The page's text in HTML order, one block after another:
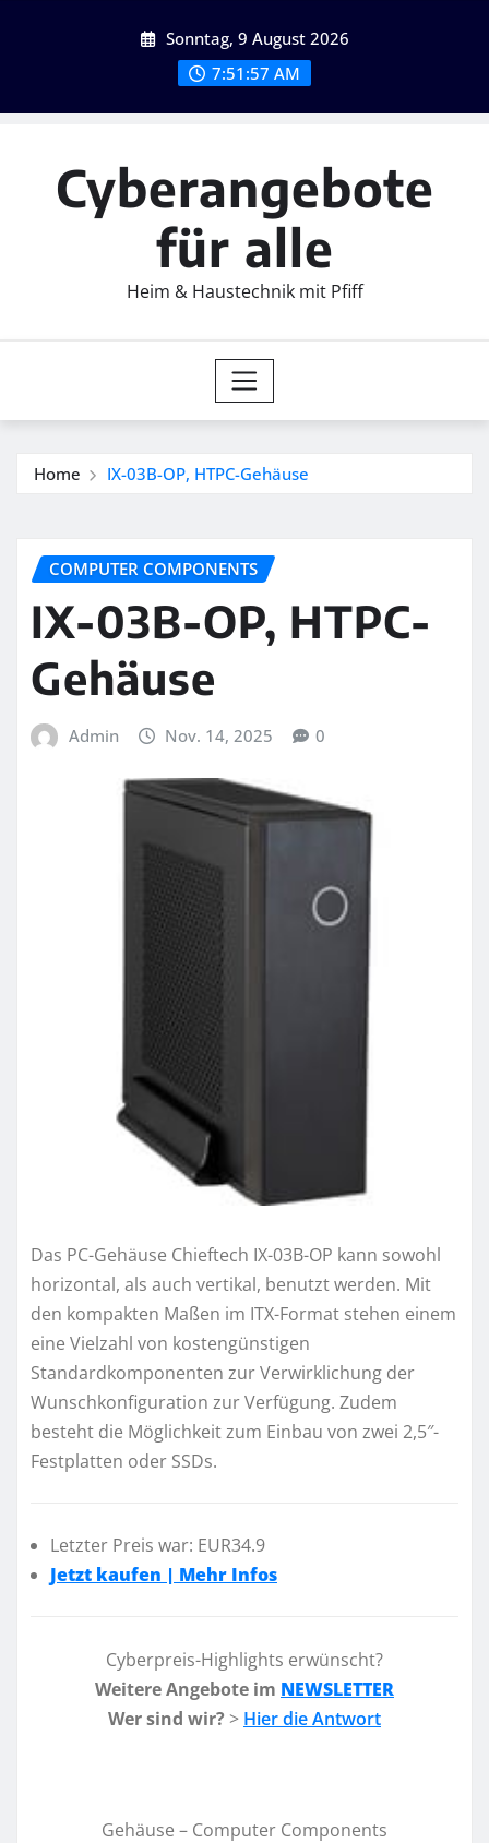
Sonntag, 9 August 2026
7:51:58 AM
Cyberangebote
für alle
Heim & Haustechnik mit Pfiff
Home IX-03B-OP, HTPC-Gehäuse
COMPUTER COMPONENTS
IX-03B-OP, HTPC-
Gehäuse
Admin Nov. 14, 2025 0
Das PC-Gehäuse Chieftech IX-03B-OP kann sowohl
horizontal, als auch vertikal, benutzt werden. Mit
den kompakten Maßen im ITX-Format stehen einem
eine Vielzahl von kostengünstigen
Standardkomponenten zur Verwirklichung der
Wunschkonfiguration zur Verfügung. Zudem
besteht die Möglichkeit zum Einbau von zwei 2,5″-
Festplatten oder SSDs.
Letzter Preis war: EUR34.9
Jetzt kaufen | Mehr Infos
Cyberpreis-Highlights erwünscht?
Weitere Angebote im NEWSLETTER
Wer sind wir? > Hier die Antwort
Gehäuse – Computer Components